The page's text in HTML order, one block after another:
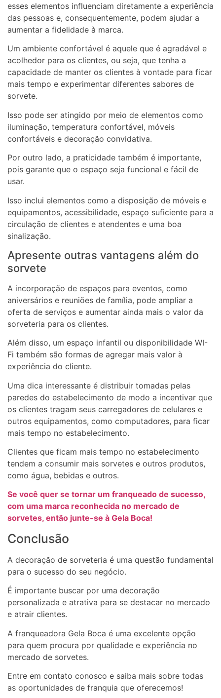
esses elementos influenciam diretamente a experiência
das pessoas e, consequentemente, podem ajudar a
aumentar a fidelidade à marca.
Um ambiente confortável é aquele que é agradável e
acolhedor para os clientes, ou seja, que tenha a
capacidade de manter os clientes à vontade para ficar
mais tempo e experimentar diferentes sabores de
sorvete.
Isso pode ser atingido por meio de elementos como
iluminação, temperatura confortável, móveis
confortáveis e decoração convidativa.
Por outro lado, a praticidade também é importante,
pois garante que o espaço seja funcional e fácil de
usar.
Isso inclui elementos como a disposição de móveis e
equipamentos, acessibilidade, espaço suficiente para a
circulação de clientes e atendentes e uma boa
sinalização.
Apresente outras vantagens além do
sorvete
A incorporação de espaços para eventos, como
aniversários e reuniões de família, pode ampliar a
oferta de serviços e aumentar ainda mais o valor da
sorveteria para os clientes.
Além disso, um espaço infantil ou disponibilidade WI-
Fi também são formas de agregar mais valor à
experiência do cliente.
Uma dica interessante é distribuir tomadas pelas
paredes do estabelecimento de modo a incentivar que
os clientes tragam seus carregadores de celulares e
outros equipamentos, como computadores, para ficar
mais tempo no estabelecimento.
Clientes que ficam mais tempo no estabelecimento
tendem a consumir mais sorvetes e outros produtos,
como água, bebidas e outros.
Se você quer se tornar um franqueado de sucesso,
com uma marca reconhecida no mercado de
sorvetes, então junte-se à Gela Boca!
Conclusão
A decoração de sorveteria é uma questão fundamental
para o sucesso do seu negócio.
É importante buscar por uma decoração
personalizada e atrativa para se destacar no mercado
e atrair clientes.
A franqueadora Gela Boca é uma excelente opção
para quem procura por qualidade e experiência no
mercado de sorvetes.
Entre em contato conosco e saiba mais sobre todas
as oportunidades de franquia que oferecemos!